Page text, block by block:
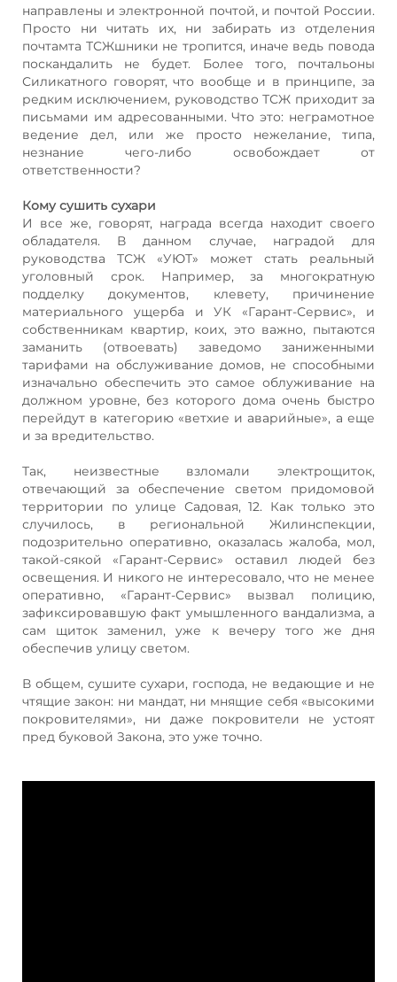
направлены и электронной почтой, и почтой России.
Просто ни читать их, ни забирать из отделения
почтамта ТСЖшники не тропится, иначе ведь повода
поскандалить не будет. Более того, почтальоны
Силикатного говорят, что вообще и в принципе, за
редким исключением, руководство ТСЖ приходит за
письмами им адресованными. Что это: неграмотное
ведение дел, или же просто нежелание, типа,
незнание чего-либо освобождает от
ответственности?
Кому сушить сухари
И все же, говорят, награда всегда находит своего
обладателя. В данном случае, наградой для
руководства ТСЖ «УЮТ» может стать реальный
уголовный срок. Например, за многократную
подделку документов, клевету, причинение
материального ущерба и УК «Гарант-Сервис», и
собственникам квартир, коих, это важно, пытаются
заманить (отвоевать) заведомо заниженными
тарифами на обслуживание домов, не способными
изначально обеспечить это самое облуживание на
должном уровне, без которого дома очень быстро
перейдут в категорию «ветхие и аварийные», а еще
и за вредительство.
Так, неизвестные взломали электрощиток,
отвечающий за обеспечение светом придомовой
территории по улице Садовая, 12. Как только это
случилось, в региональной Жилинспекции,
подозрительно оперативно, оказалась жалоба, мол,
такой-сякой «Гарант-Сервис» оставил людей без
освещения. И никого не интересовало, что не менее
оперативно, «Гарант-Сервис» вызвал полицию,
зафиксировавшую факт умышленного вандализма, а
сам щиток заменил, уже к вечеру того же дня
обеспечив улицу светом.
В общем, сушите сухари, господа, не ведающие и не
чтящие закон: ни мандат, ни мнящие себя «высокими
покровителями», ни даже покровители не устоят
пред буковой Закона, это уже точно.